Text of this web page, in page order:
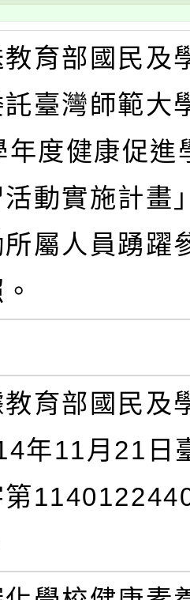
育部國民及
臺灣師範大
年度健康促進
動實施計畫
屬人員踴躍
育部國民及
年11月21日
第